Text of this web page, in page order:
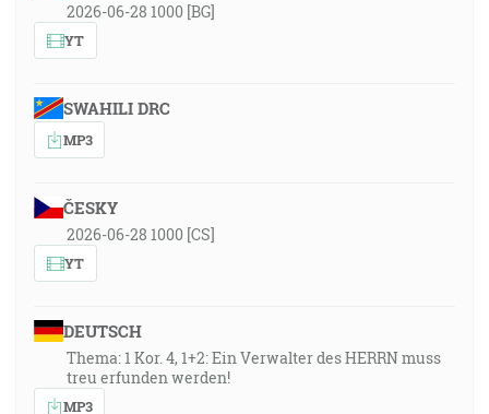
2026-06-28 1000 [BG]
YT
SWAHILI DRC
MP3
ČESKY
2026-06-28 1000 [CS]
YT
DEUTSCH
Thema: 1 Kor. 4, 1+2: Ein Verwalter des HERRN muss
treu erfunden werden!
MP3